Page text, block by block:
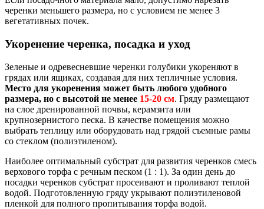
черенки меньшего размера, но с условием не менее 3
вегетативных почек.
Укоренение черенка, посадка и уход
Зеленые и одревесневшие черенки голубики укореняют в
грядах или ящиках, создавая для них тепличные условия.
Место для укоренения может быть любого удобного
размера, но с высотой не менее 15-20 см. Гряду размещают
на слое дренированной почвы, керамзита или
крупнозернистого песка. В качестве помещения можно
выбрать теплицу или оборудовать над грядой съемные рамы
со стеклом (полиэтиленом).
Наиболее оптимальный субстрат для развития черенков смесь
верхового торфа с речным песком (1 : 1). За один день до
посадки черенков субстрат просеивают и проливают теплой
водой. Подготовленную гряду укрывают полиэтиленовой
пленкой для полного пропитывания торфа водой.